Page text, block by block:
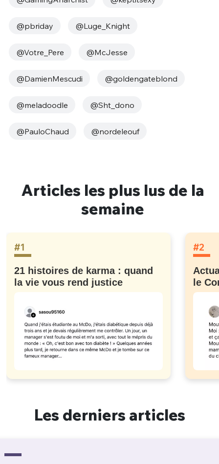
@pbriday @Luge_Knight
@Votre_Pere @McJesse
@DamienMescudi @goldengateblond
@meladoodle @Sht_dono
@PauloChaud @nordeleouf
Articles les plus lus de la
semaine
#1
21 histoires de karma : quand
la vie vous rend justice
#2
le
Les derniers articles